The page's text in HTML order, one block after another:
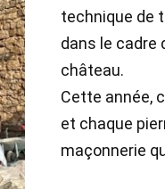
technique de
dans le cadre
château.
Cette année,
et chaque
maçonnerie